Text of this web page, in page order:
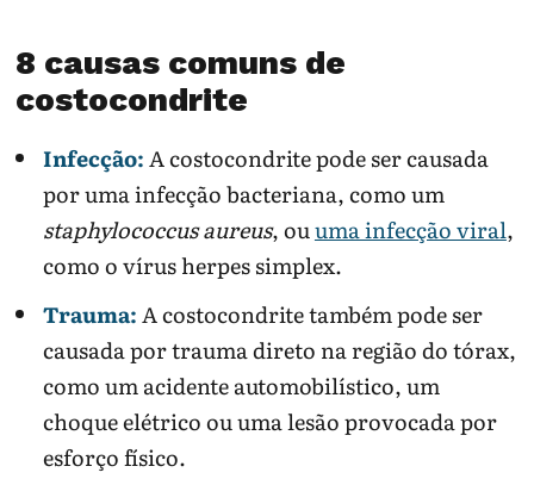
8 causas comuns de
costocondrite
Infecção:A costocondrite pode ser causada
por uma infecção bacteriana, como um
staphylococcus aureus, ouuma infecção viral,
como o vírus herpes simplex.
Trauma:A costocondrite também pode ser
causada por trauma direto na região do tórax,
como um acidente automobilístico, um
choque elétrico ou uma lesão provocada por
esforço físico.